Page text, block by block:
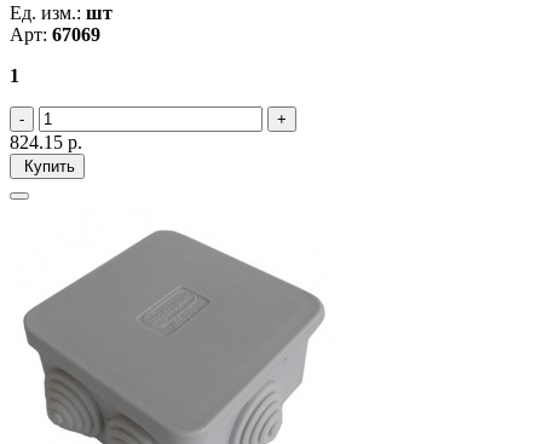
Ед. изм.: шт
Арт: 67069
1
824.15 р.
Купить